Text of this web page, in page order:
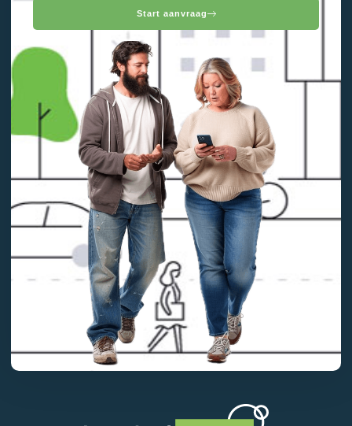
Start aanvraag